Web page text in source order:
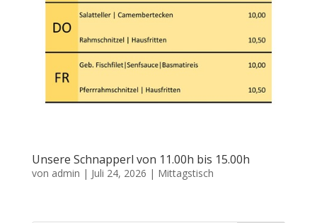
Unsere Schnapperl von 11.00h bis 15.00h
von admin | Juli 24, 2026 | Mittagstisch